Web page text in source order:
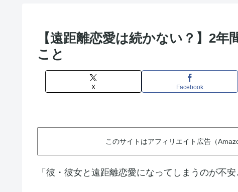
【遠距離恋愛は続かない？】2
こと
X Facebook
このサイトはアフィリエイト広告（
「彼・彼女と遠距離恋愛になってしまうのが不